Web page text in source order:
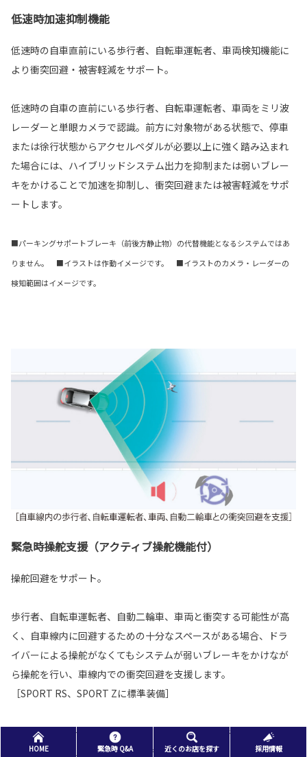
低速時加速抑制機能
低速時の自車直前にいる歩行者、自転車運転者、車両検知機能に
より衝突回避・被害軽減をサポート。
低速時の自車の直前にいる歩行者、自転車運転者、車両をミリ波
レーダーと単眼カメラで認識。前方に対象物がある状態で、停車
または徐行状態からアクセルペダルが必要以上に強く踏み込まれ
た場合には、ハイブリッドシステム出力を抑制または弱いブレー
キをかけることで加速を抑制し、衝突回避または被害軽減をサポ
ートします。
■パーキングサポートブレーキ（前後方静止物）の代替機能となるシステムではあ
りません。 ■イラストは作動イメージです。 ■イラストのカメラ・レーダーの
検知範囲はイメージです。
緊急時操舵支援（アクティブ操舵機能付）
操舵回避をサポート。
歩行者、自転車運転者、自動二輪車、車両と衝突する可能性が高
く、自車線内に回避するための十分なスペースがある場合、ドラ
イバーによる操舵がなくてもシステムが弱いブレーキをかけなが
ら操舵を行い、車線内での衝突回避を支援します。
［SPORT RS、SPORT Zに標準装備］
■回避するための十分なスペースがない、また、回避先に物があるとシステムが判断
した場合には作動しません。 ■横断歩行者など一定以上の速度を持った対象には
HOME 緊急時 Q&A 近くのお店を探す 採用情報